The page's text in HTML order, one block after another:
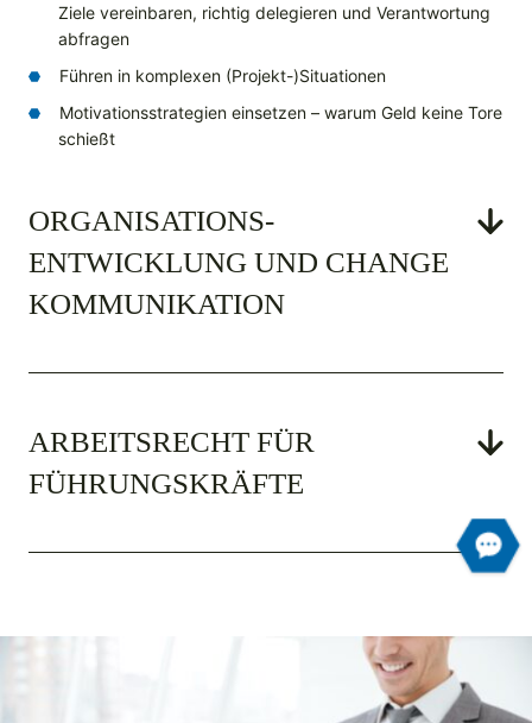
Ziele vereinbaren, richtig delegieren und Verantwortung
abfragen
Führen in komplexen (Projekt-)Situationen
Motivationsstrategien einsetzen – warum Geld keine Tore
schießt
ORGANISATIONS­
ENTWICKLUNG UND CHANGE
KOMMUNIKATION
ARBEITSRECHT FÜR
FÜHRUNGSKRÄFTE